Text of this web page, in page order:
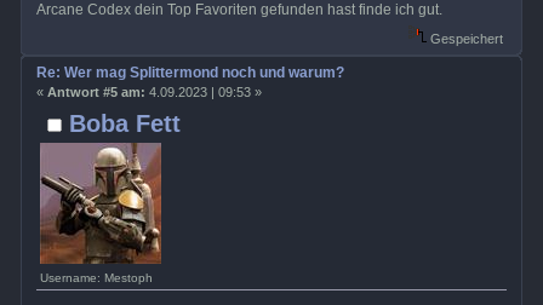
Arcane Codex dein Top Favoriten gefunden hast finde ich gut.
Gespeichert
Boba Fett
Username: Mestoph
Re: Wer mag Splittermond noch und warum?
« Antwort #5 am: 4.09.2023 | 09:53 »